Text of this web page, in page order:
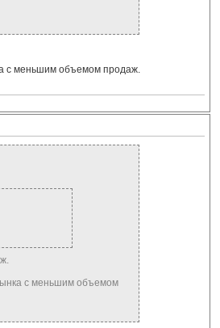
с меньшим объемом продаж.
с меньшим объемом